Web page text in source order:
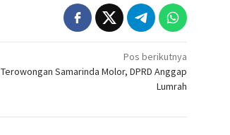
Pos berikutnya
Terowongan Samarinda Molor, DPRD Anggap
Lumrah